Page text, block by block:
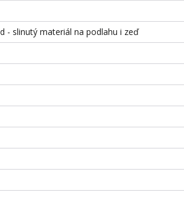
- slinutý materiál na podlahu i zeď